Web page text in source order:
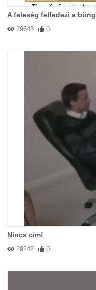
A feleség felfedezi a
29643 0
Nincs cím!
29242 0